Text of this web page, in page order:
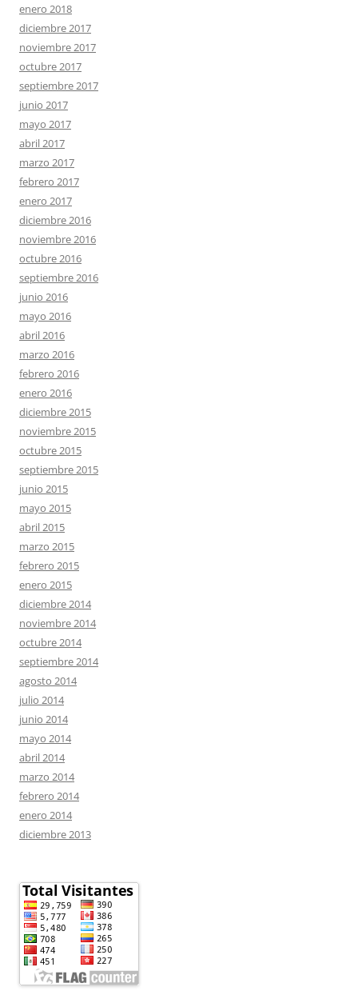
enero 2018
diciembre 2017
noviembre 2017
octubre 2017
septiembre 2017
junio 2017
mayo 2017
abril 2017
marzo 2017
febrero 2017
enero 2017
diciembre 2016
noviembre 2016
octubre 2016
septiembre 2016
junio 2016
mayo 2016
abril 2016
marzo 2016
febrero 2016
enero 2016
diciembre 2015
noviembre 2015
octubre 2015
septiembre 2015
junio 2015
mayo 2015
abril 2015
marzo 2015
febrero 2015
enero 2015
diciembre 2014
noviembre 2014
octubre 2014
septiembre 2014
agosto 2014
julio 2014
junio 2014
mayo 2014
abril 2014
marzo 2014
febrero 2014
enero 2014
diciembre 2013